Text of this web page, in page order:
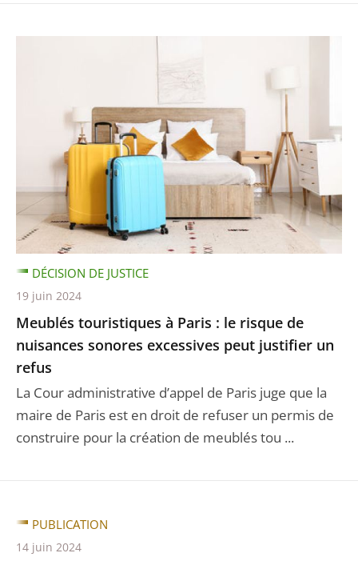
Meublés touristiques à Paris : le risque de
nuisances sonores excessives peut justifier un
refus
La Cour administrative d’appel de Paris juge que la
maire de Paris est en droit de refuser un permis de
construire pour la création de meublés tou ...
DÉCISION DE JUSTICE
19 juin 2024
PUBLICATION
14 juin 2024